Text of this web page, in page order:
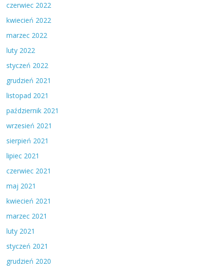
czerwiec 2022
kwiecień 2022
marzec 2022
luty 2022
styczeń 2022
grudzień 2021
listopad 2021
październik 2021
wrzesień 2021
sierpień 2021
lipiec 2021
czerwiec 2021
maj 2021
kwiecień 2021
marzec 2021
luty 2021
styczeń 2021
grudzień 2020